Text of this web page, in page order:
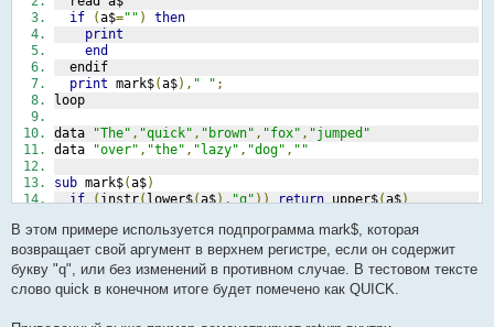
if
(a$="" )
then
print
end
  endif
print mark$(a$), " " ;
loop
data "The" , "quick" , "brown" , "fox" , "jumped"
data
"over" , "the" , "lazy" , "dog" , ""
sub mark$(a$)
if
( instr( lower$(a$), "q" )) return upper$(a$)
end sub
В этом примере используется подпрограмма mark$, которая
возвращает свой аргумент в верхнем регистре, если он содержит
букву "q", или без изменений в противном случае. В тестовом тексте
слово quick в конечном итоге будет помечено как QUICK.